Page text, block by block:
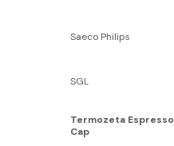
Saeco Philips
SGL
Termozeta Espresso
Cap